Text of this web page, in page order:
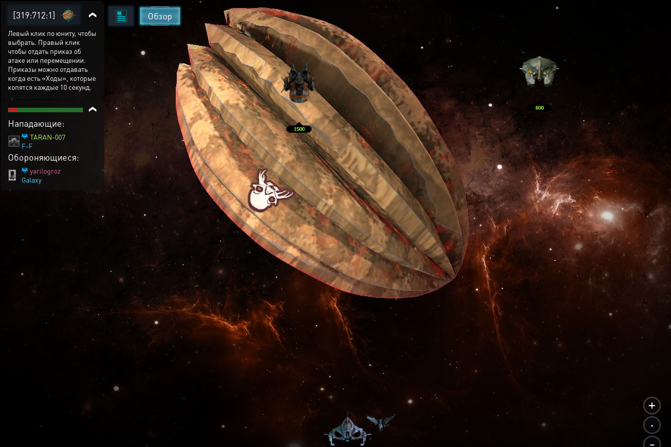
+
.
-
Обзор
[319:712:1]
Левый клик по юниту, чтобы
выбрать. Правый клик
чтобы отдать приказ об
атаке или перемещении.
Приказы можно отдавать
когда есть «Ходы», которые
копятся каждые 10 секунд.
Нападающие:
TARAN-007
F-F
Обороняющиеся:
yarilogroz
Galaxy